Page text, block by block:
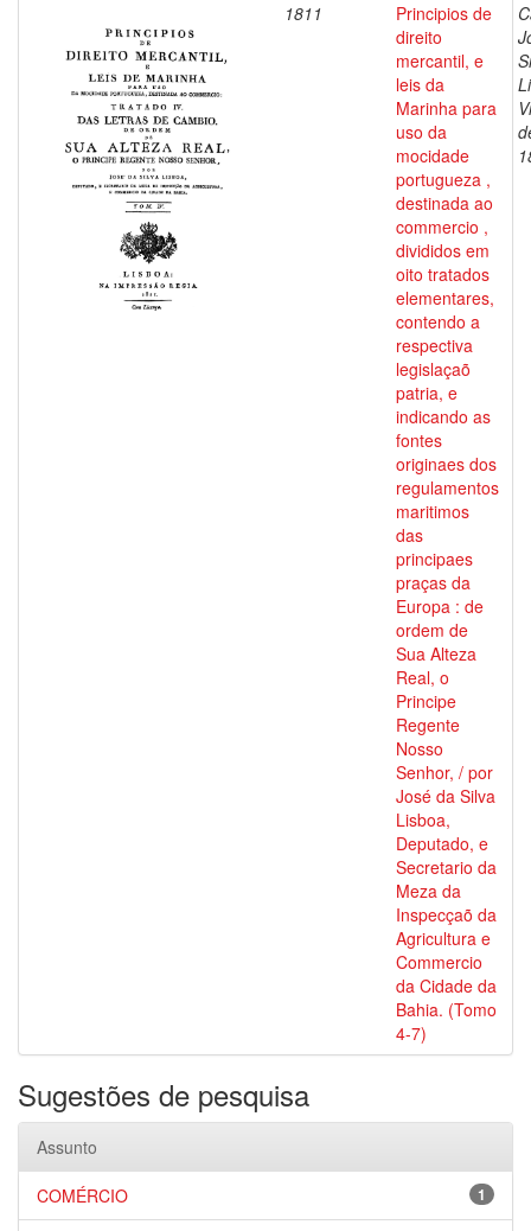
1811
Principios de
direito
mercantil, e
leis da
Marinha para
uso da
mocidade
portugueza ,
destinada ao
commercio ,
divididos em
oito tratados
elementares,
contendo a
respectiva
legislaçaõ
patria, e
indicando as
fontes
originaes dos
regulamentos
maritimos
das
principaes
praças da
Europa : de
ordem de
Sua Alteza
Real, o
Principe
Regente
Nosso
Senhor, / por
José da Silva
Lisboa,
Deputado, e
Secretario da
Meza da
Inspecçaõ da
Agricultura e
Commercio
da Cidade da
Bahia. (Tomo
4-7)
Sugestões de pesquisa
Assunto
1
COMÉRCIO